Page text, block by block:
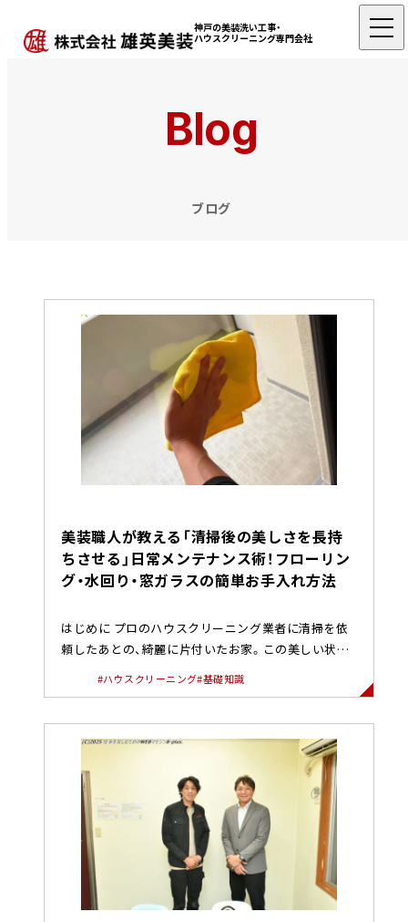
神戸の美装洗い工事・
ハウスクリーニング専門会社
Blog
ブログ
美装職人が教える「清掃後の美しさを長持
ちさせる」日常メンテナンス術！フローリン
グ・水回り・窓ガラスの簡単お手入れ方法
はじめに プロのハウスクリーニング業者に清掃を依
頼したあとの、綺麗に片付いたお家。この美しい状態
をできるだけ長く保ちたい...
#ハウスクリーニング#基礎知識